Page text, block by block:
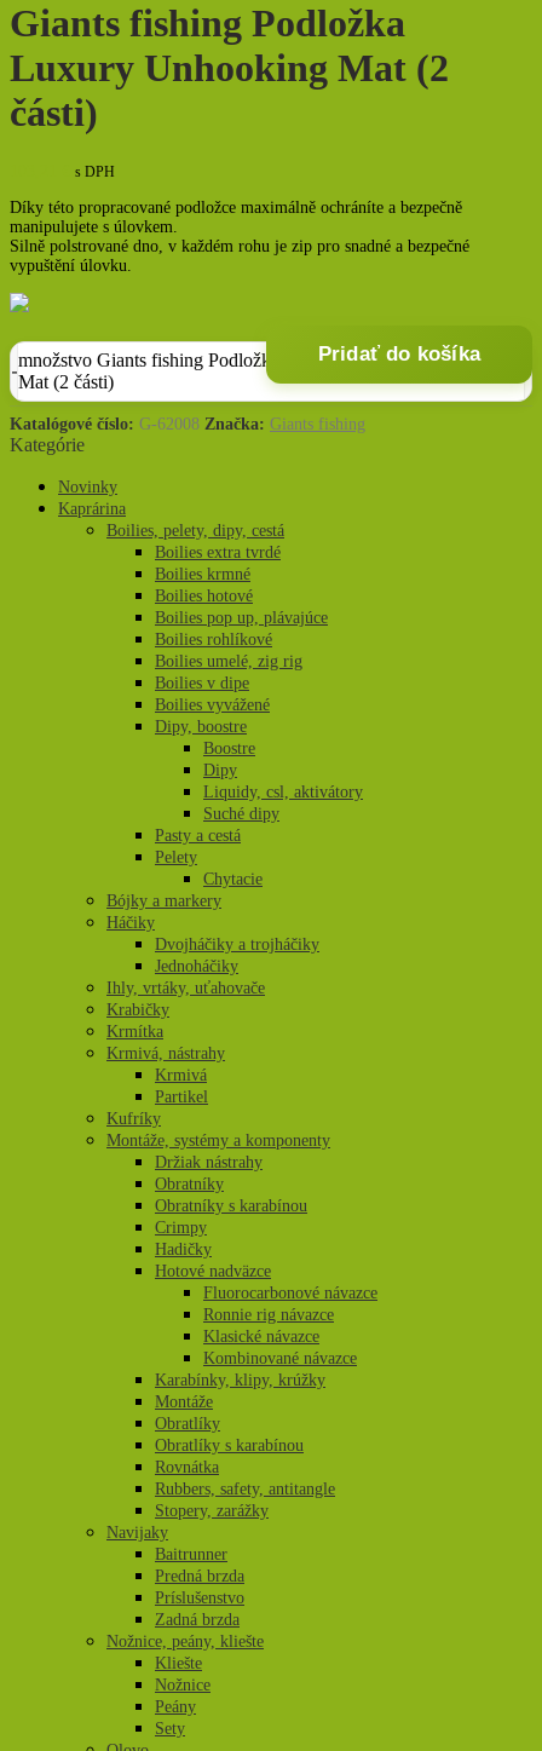
Giants fishing Podložka
Luxury Unhooking Mat (2
části)
s DPH
Díky této propracované podložce maximálně ochráníte a bezpečně
manipulujete s úlovkem.
Silně polstrované dno, v každém rohu je zip pro snadné a bezpečné
vypuštění úlovku.
množstvo Giants fishing Podložka Luxury Unhooking
Mat (2 části)
Pridať do košíka
Katalógové číslo: G-62008 Značka: Giants fishing
Kategórie
Novinky
Kaprárina
Boilies, pelety, dipy, cestá
Boilies extra tvrdé
Boilies krmné
Boilies hotové
Boilies pop up, plávajúce
Boilies rohlíkové
Boilies umelé, zig rig
Boilies v dipe
Boilies vyvážené
Dipy, boostre
Boostre
Dipy
Liquidy, csl, aktivátory
Suché dipy
Pasty a cestá
Pelety
Chytacie
Bójky a markery
Háčiky
Dvojháčiky a trojháčiky
Jednoháčiky
Ihly, vrtáky, uťahovače
Krabičky
Krmítka
Krmivá, nástrahy
Krmivá
Partikel
Kufríky
Montáže, systémy a komponenty
Držiak nástrahy
Obratníky
Obratníky s karabínou
Crimpy
Hadičky
Hotové nadväzce
Fluorocarbonové návazce
Ronnie rig návazce
Klasické návazce
Kombinované návazce
Karabínky, klipy, krúžky
Montáže
Obratlíky
Obratlíky s karabínou
Rovnátka
Rubbers, safety, antitangle
Stopery, zarážky
Navijaky
Baitrunner
Predná brzda
Príslušenstvo
Zadná brzda
Nožnice, peány, kliešte
Kliešte
Nožnice
Peány
Sety